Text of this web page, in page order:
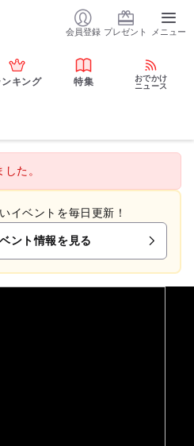
会員登録 プレゼント メニュー
ンキング 特集
おでかけ
ニュース
た。
イベントを毎日更新！
ント情報を見る